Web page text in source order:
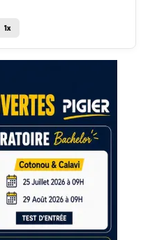
1x